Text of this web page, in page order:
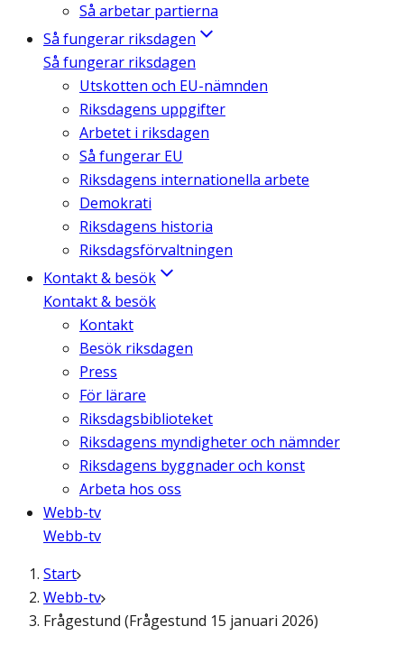
Så arbetar partierna
Så fungerar riksdagen
Så fungerar riksdagen
Utskotten och EU-nämnden
Riksdagens uppgifter
Arbetet i riksdagen
Så fungerar EU
Riksdagens internationella arbete
Demokrati
Riksdagens historia
Riksdagsförvaltningen
Kontakt & besök
Kontakt & besök
Kontakt
Besök riksdagen
Press
För lärare
Riksdagsbiblioteket
Riksdagens myndigheter och nämnder
Riksdagens byggnader och konst
Arbeta hos oss
Webb-tv
Webb-tv
Start
Webb-tv
Frågestund (Frågestund 15 januari 2026)